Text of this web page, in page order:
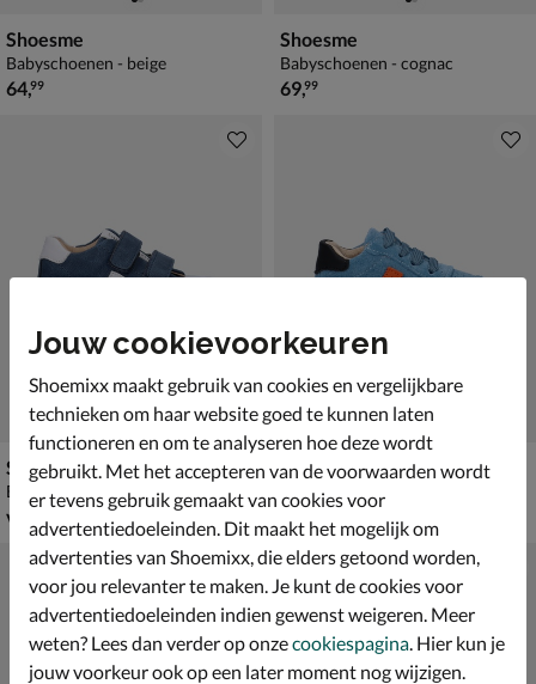
Shoesme
Babyschoenen - beige
€ 64,99
64,99
Shoesme
Babyschoenen - cognac
€ 69,99
69,99
Shoesme
Babyschoenen - blauw
vanaf € 69,99
v.a. 69
Shoesme Extreme Flex
Babyschoenen - blauw
€ 69,99
69
Jouw cookievoorkeuren
Shoemixx maakt gebruik van cookies en vergelijkbare
technieken om haar website goed te kunnen laten
functioneren en om te analyseren hoe deze wordt
gebruikt. Met het accepteren van de voorwaarden wordt
er tevens gebruik gemaakt van cookies voor
advertentiedoeleinden. Dit maakt het mogelijk om
advertenties van Shoemixx, die elders getoond worden,
voor jou relevanter te maken. Je kunt de cookies voor
advertentiedoeleinden indien gewenst weigeren. Meer
weten? Lees dan verder op onzecookiespagina . Hier kun je
jouw voorkeur ook op een later moment nog wijzigen.